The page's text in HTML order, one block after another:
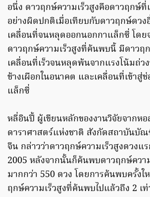
อนึ่ง ดาวฤกษ์ความเร็วสูงคือดาวฤกษ์ที่
อย่างผิดปกติเมื่อเทียบกับดาวฤกษ์ดวง
เคลื่อนที่จนหลุดออกนอกกาแล็กซี่ โดย
ดาวฤกษ์ความเร็วสูงที่ค้นพบนี้ มีดาวฤ
เคลื่อนที่เร็วจนหลุดพ้นจากแรงโน้มถ่ว
ช้างเผือกในอนาคต และเคลื่อนที่เข้าสู่ช่
แล็กซี่
หลี่อินปี้ ผู้เขียนหลักของงานวิจัยจากห
ดาราศาสตร์แห่งชาติ สังกัดสถาบันบั
จีน กล่าวว่าดาวฤกษ์ความเร็วสูงดวง
2005 หลังจากนั้นก็ค้นพบดาวฤกษ์ควา
มากกว่า 550 ดวง โดยการค้นพบครั้ง
ฤกษ์ความเร็วสูงที่ค้นพบไปแล้วถึง 2 เท่